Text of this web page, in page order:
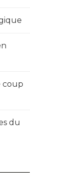
coup
du